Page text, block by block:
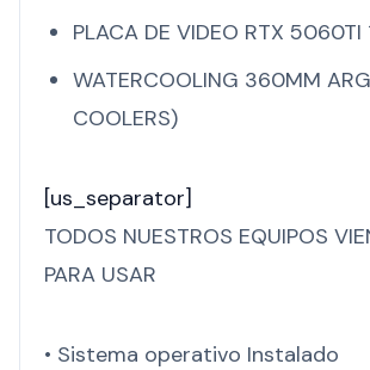
PLACA DE VIDEO RTX 5060TI
WATERCOOLING 360MM
COOLERS)
[us_separator]
TODOS NUESTROS EQUIPOS
PARA USAR
• Sistema operativo Instalado